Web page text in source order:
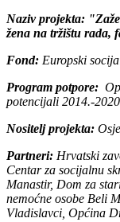
Naziv projekta:
žena na tržištu rada,
Fond: Europski
Program potpore:
potencijali 2014.-
Nositelj projekta:
Partneri: Hrvatski
Centar za socijalnu
Manastir, Dom za
nemoćne osobe Beli
Vladislavci, Općina